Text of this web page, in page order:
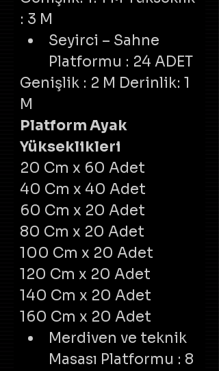
: 3 M
Seyirci – Sahne
Platformu : 24 ADET
Genişlik : 2 M Derinlik: 1
M
Platform Ayak
Yükseklikleri​
20 Cm x 60 Adet
40 Cm x 40 Adet
60 Cm x 20 Adet
80 Cm x 20 Adet
100 Cm x 20 Adet
120 Cm x 20 Adet
140 Cm x 20 Adet
160 Cm x 20 Adet
Merdiven ve teknik
Masası Platformu : 8